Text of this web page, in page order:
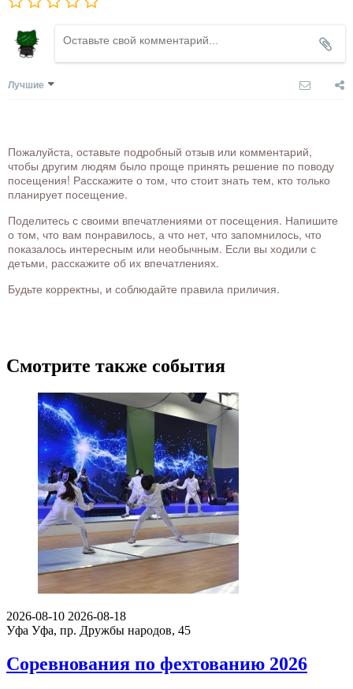
Лучшие
Пожалуйста, оставьте подробный отзыв или комментарий,
чтобы другим людям было проще принять решение по поводу
посещения! Расскажите о том, что стоит знать тем, кто только
планирует посещение.
Поделитесь с своими впечатлениями от посещения. Напишите
о том, что вам понравилось, а что нет, что запомнилось, что
показалось интересным или необычным. Если вы ходили с
детьми, расскажите об их впечатлениях.
Будьте корректны, и соблюдайте правила приличия.
Смотрите также события
2026-08-10 2026-08-18
Уфа Уфа, пр. Дружбы народов, 45
Соревнования по фехтованию 2026